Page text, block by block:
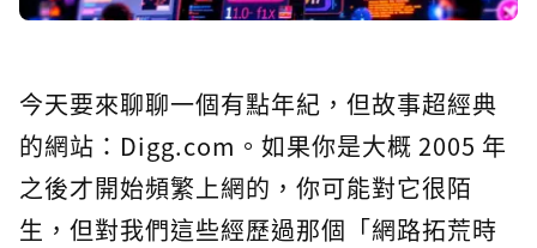
今天要來聊聊一個有點年紀，但故事超經典
的網站：Digg.com。如果你是大概 2005 年
之後才開始頻繁上網的，你可能對它很陌
生，但對我們這些經歷過那個「網路拓荒時